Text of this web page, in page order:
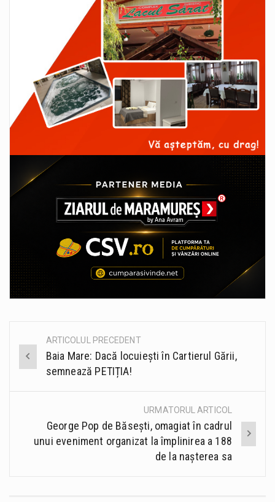
Post
navigation
ARTICOLUL PRECEDENT
Baia Mare: Dacă locuiești în Cartierul Gării,
semnează PETIȚIA!
URMATORUL ARTICOL
George Pop de Băseşti, omagiat în cadrul
unui eveniment organizat la împlinirea a 188
de la nașterea sa